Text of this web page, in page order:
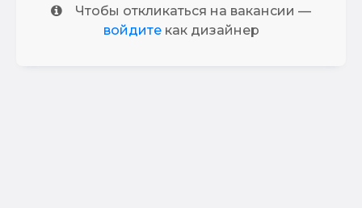
Чтобы откликаться на вакансии —
войдитекак дизайнер